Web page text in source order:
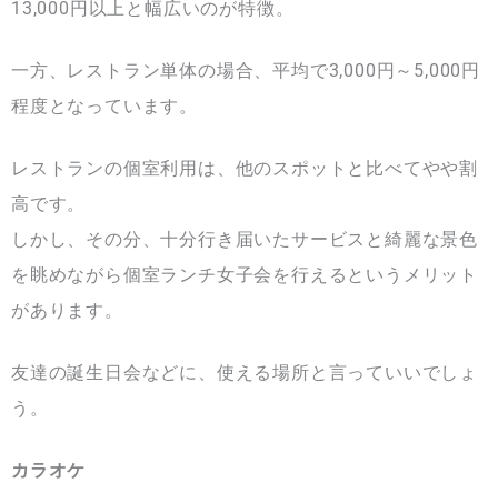
13,000円以上と幅広いのが特徴。
一方、レストラン単体の場合、平均で3,000円～5,000円
程度となっています。
レストランの個室利用は、他のスポットと比べてやや割
高です。
しかし、その分、十分行き届いたサービスと綺麗な景色
を眺めながら個室ランチ女子会を行えるというメリット
があります。
友達の誕生日会などに、使える場所と言っていいでしょ
う。
カラオケ